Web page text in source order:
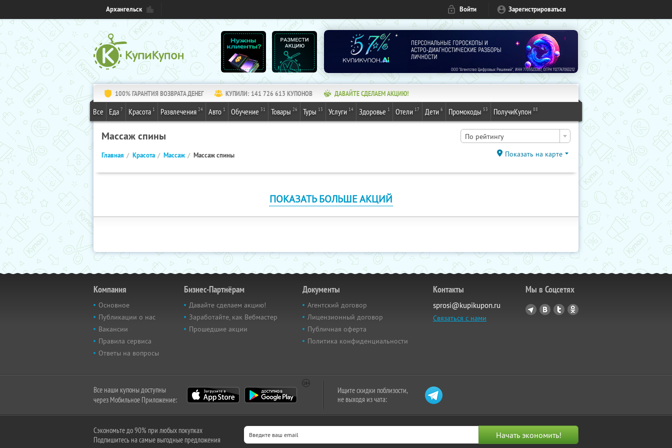
Архангельск Войти Зарегистрироваться
100% ГАРАНТИЯ ВОЗВРАТА ДЕНЕГ КУПИЛИ: 141 726 613 КУПОНОВ ДАВАЙТЕ СДЕЛАЕМ АКЦИЮ!
Все Еда 7 Красота 1 Развлечения 24 Авто 1 Обучение 31 Товары 26 Туры 13 Услуги 14 Здоровье 1 Отели 17 Дети 6 Промокоды 53 ПолучиКупон 88
Массаж спины По рейтингу
Главная Красота Массаж Массаж спины Показать на карте
ПОКАЗАТЬ БОЛЬШЕ АКЦИЙ
Компания
Основное
Публикации о нас
Вакансии
Правила сервиса
Ответы на вопросы
Бизнес-Партнёрам
Давайте сделаем акцию!
Заработайте, как Вебмастер
Прошедшие акции
Документы
Агентский договор
Лицензионный договор
Публичная оферта
Политика конфиденциальности
Контакты
sprosi@kupikupon.ru
Связаться с нами
Мы в Соцсетях
Все наши купоны доступны
через Мобильное Приложение:
Ищите скидки поблизости,
не выходя из чата:
Сэкономьте до 90% при любых покупках
Подпишитесь на самые выгодные предложения